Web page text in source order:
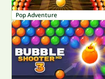
Pop Adventure